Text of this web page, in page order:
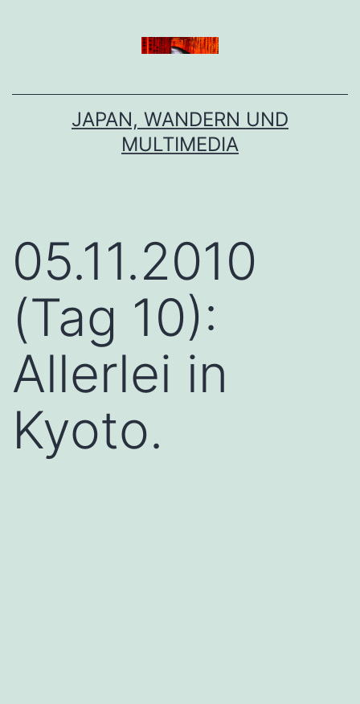
JAPAN, WANDERN UND
MULTIMEDIA
05.11.2010
(Tag 10):
Allerlei in
Kyoto.